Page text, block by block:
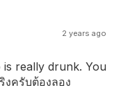
2 years ago
really drunk. You
งครับต้องลอง